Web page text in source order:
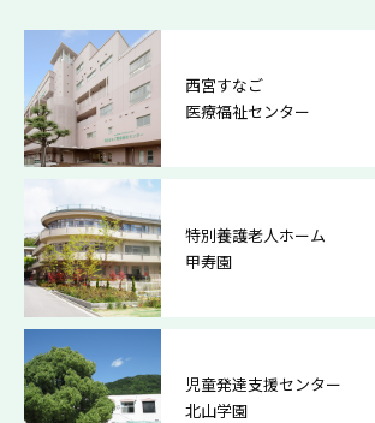
西宮すなご
医療福祉センター
特別養護老人ホーム
甲寿園
児童発達支援センター
北山学園